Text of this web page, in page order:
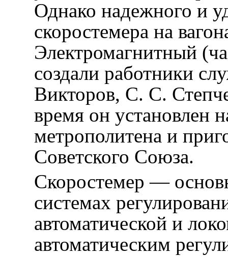
Однако надежного и
скоростемера на
Электромагнитный
создали работники
Викторов, С. С.
время он установлен
метрополитена и
Советского Союза.
Скоростемер —
системах
автоматической и
автоматическим